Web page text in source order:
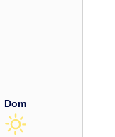
Dom